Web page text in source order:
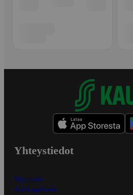
Yhteystiedot
Myymälät
Asiakaspalvelu